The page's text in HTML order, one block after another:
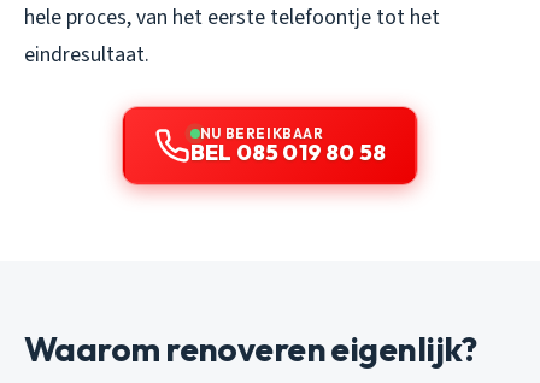
hele proces, van het eerste telefoontje tot het
eindresultaat.
NU BEREIKBAAR
BEL 085 019 80 58
Waarom renoveren eigenlijk?